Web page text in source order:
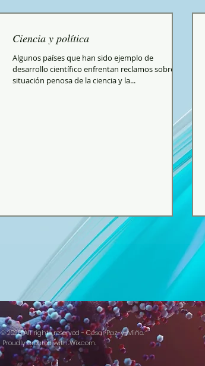
Ciencia y política
Algunos países que han sido ejemplo de
desarrollo científico enfrentan reclamos sobre la
situación penosa de la ciencia y la...
© 2025 All rights reserved - César Paz-y-Miño.
Proudly created withWix.com.